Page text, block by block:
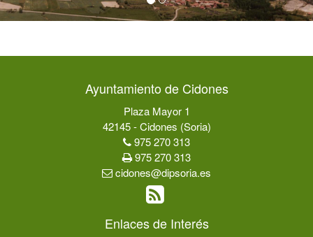
Ayuntamiento de Cidones
Plaza Mayor 1
42145 - Cidones (Soria)
975 270 313
975 270 313
cidones@dipsoria.es
Enlaces de Interés